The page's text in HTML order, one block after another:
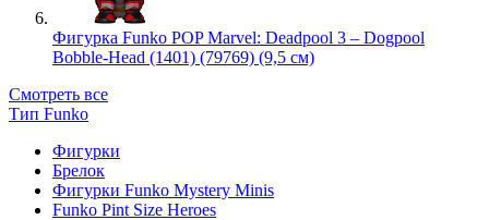
Фигурка Funko POP Marvel: Deadpool 3 – Dogpool
Bobble-Head (1401) (79769) (9,5 см)
Смотреть все
Тип Funko
Фигурки
Брелок
Фигурки Funko Mystery Minis
Funko Pint Size Heroes